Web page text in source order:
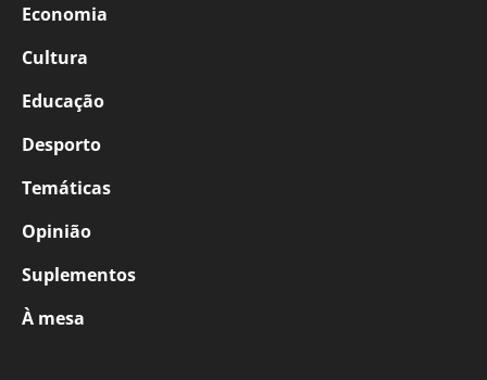
Economia
Cultura
Educação
Desporto
Temáticas
Opinião
Suplementos
À mesa